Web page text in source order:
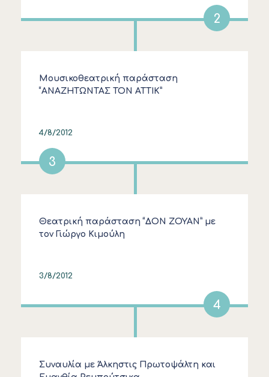
2
Μουσικοθεατρική παράσταση
“ΑΝΑΖΗΤΩΝΤΑΣ ΤΟΝ ΑΤΤΙΚ”
4/8/2012
3
Θεατρική παράσταση “ΔΟΝ ΖΟΥΑΝ” με
τον Γιώργο Κιμούλη
3/8/2012
4
Συναυλία με Άλκηστις Πρωτοψάλτη και